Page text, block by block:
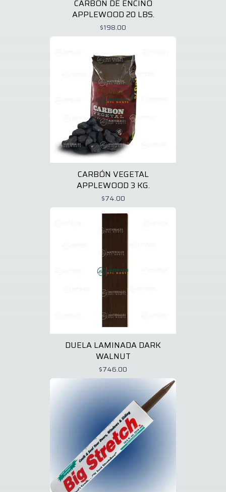
CARBÓN DE ENCINO
APPLEWOOD 20 LBS.
$198.00
CARBÓN VEGETAL
APPLEWOOD 3 KG.
$74.00
DUELA LAMINADA DARK
WALNUT
$746.00